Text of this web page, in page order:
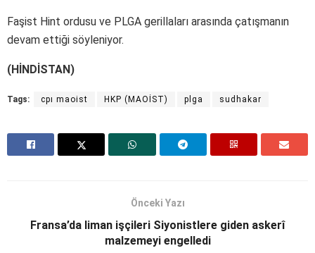
Faşist Hint ordusu ve PLGA gerillaları arasında çatışmanın
devam ettiği söyleniyor.
(HİNDİSTAN)
Tags: cpı maoist HKP (MAOİST) plga sudhakar
Önceki Yazı
Fransa’da liman işçileri Siyonistlere giden askerî
malzemeyi engelledi